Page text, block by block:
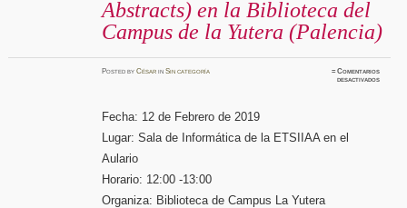
Abstracts) en la Biblioteca del
Campus de la Yutera (Palencia)
PostedbyCésar inSin categoría ≈Comentarios
desactivadosen
Fecha: 12 de Febrero de 2019
Lugar: Sala de Informática de la ETSIIAA en el
Aulario
Horario: 12:00 -13:00
Organiza: Biblioteca de Campus La Yutera